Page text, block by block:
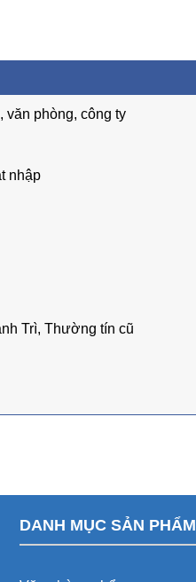
văn phòng, công ty
nhập
Trì, Thường tín cũ
DANH MỤC SẢN PHẨM